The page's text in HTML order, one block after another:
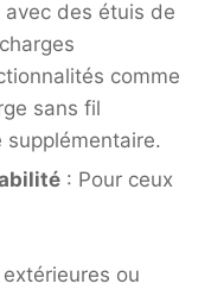
avec des étuis de
comme
sans fil
: Pour ceux
ou